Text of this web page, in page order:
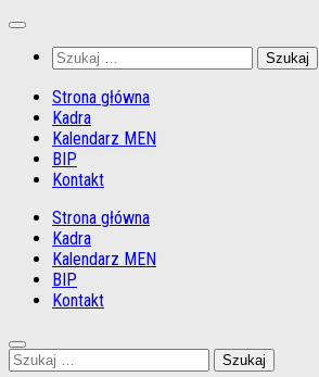
Przejdź
treści
Szukaj:
Strona główna
Kadra
Kalendarz MEN
BIP
Kontakt
Strona główna
Kadra
Kalendarz MEN
BIP
Kontakt
Szukaj: